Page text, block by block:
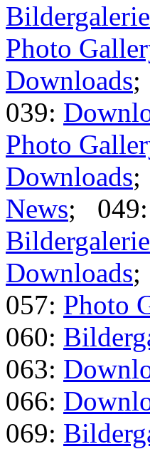
Bildergalerie
Photo
Downloads;
039:
Photo
Downloads;
News; 049:
Bildergalerie
Downloads;
057: Photo
060:
063:
066:
069: